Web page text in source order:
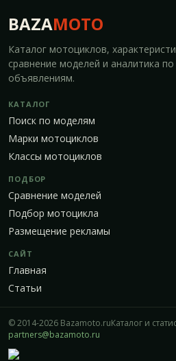
BAZAMOTO
Каталог мотоциклов,
сравнение моделей и аналитика по
объявлениям.
КАТАЛОГ
Поиск по моделям
Марки мотоциклов
Классы мотоциклов
ПОДБОР
Сравнение моделей
Подбор мотоцикла
Размещение рекламы
САЙТ
Главная
Статьи
© 2014-2026 Bazamoto.ruКаталог и
partners@bazamoto.ru